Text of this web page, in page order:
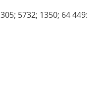
5732; 1350; 64 449: